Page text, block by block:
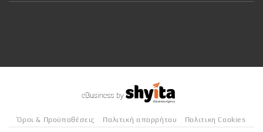
Όροι & Προϋποθέσεις Πολιτική απορρήτου Πολιτικη Cookies